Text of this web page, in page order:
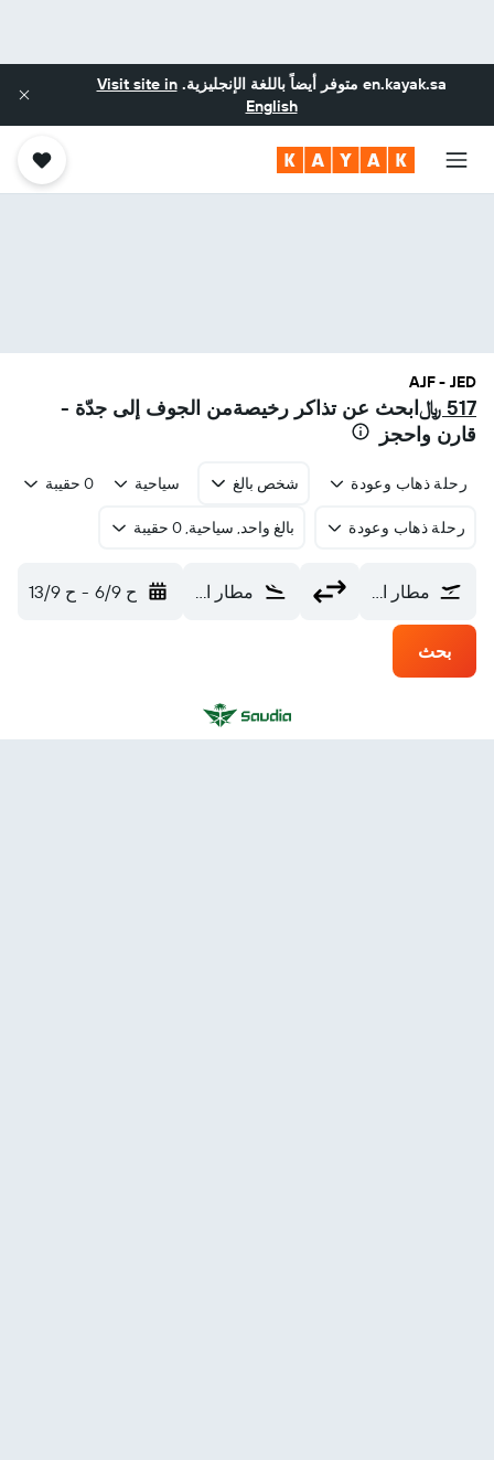
en.kayak.sa متوفر أيضاً باللغة الإنجليزية.Visit site in
English
AJF - JED
517 ﷼
ابحث عن تذاكر رخيصةمن الجوف إلى جدّة -
قارن واحجز
رحلة ذهاب وعودة شخص بالغ سياحية 0 حقيبة
رحلة ذهاب وعودة بالغ واحد, سياحية, 0 حقيبة
مطار الجوف المحلي (AJF) مطار الملك عبد العزيز الدولي (JED) ح 6/9 - ح 13/9
بحث